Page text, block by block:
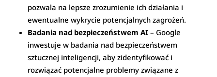
pozwala na lepsze zrozumienie ich działania i
ewentualne wykrycie potencjalnych zagrożeń.
Badania nad bezpieczeństwem AI – Google
inwestuje w badania nad bezpieczeństwem
sztucznej inteligencji, aby zidentyfikować i
rozwiązać potencjalne problemy związane z